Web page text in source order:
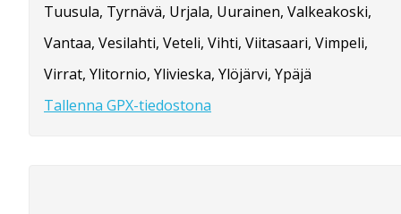
Tuusula, Tyrnävä, Urjala, Uurainen, Valkeakoski,
Vantaa, Vesilahti, Veteli, Vihti, Viitasaari, Vimpeli,
Virrat, Ylitornio, Ylivieska, Ylöjärvi, Ypäjä
Tallenna GPX-tiedostona